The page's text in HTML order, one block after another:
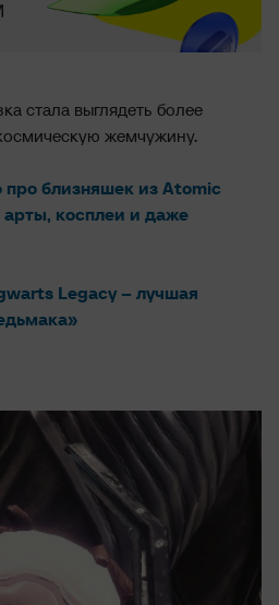
стала выглядеть более
жемчужину.
про близняшек из Atomic
косплеи и даже
Legacy – лучшая